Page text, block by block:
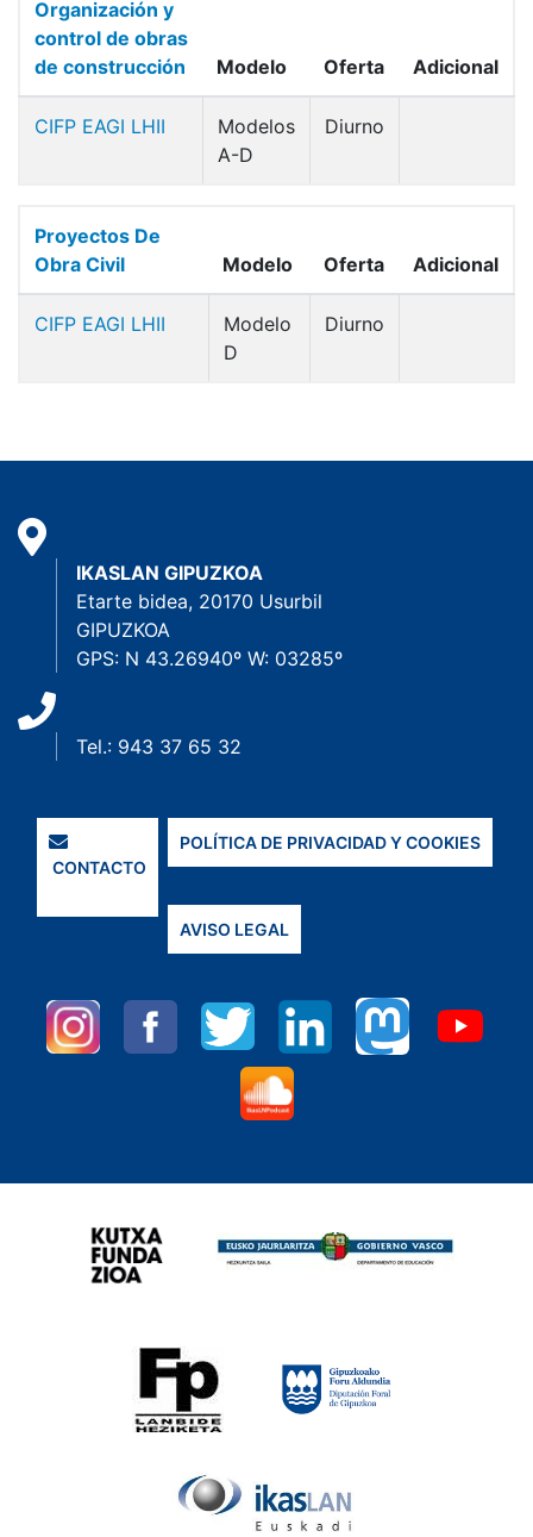
Organización y
control de obras
de construcción
Modelo Oferta Adicional
CIFP EAGI LHII
Modelos
A-D
Diurno
Proyectos De
Obra Civil
Modelo Oferta Adicional
CIFP EAGI LHII
Modelo
D
Diurno
IKASLAN GIPUZKOA
Etarte bidea, 20170 Usurbil
GIPUZKOA
GPS: N 43.26940º W: 03285º
Tel.: 943 37 65 32
CONTACTO
POLÍTICA DE PRIVACIDAD Y COOKIES
AVISO LEGAL